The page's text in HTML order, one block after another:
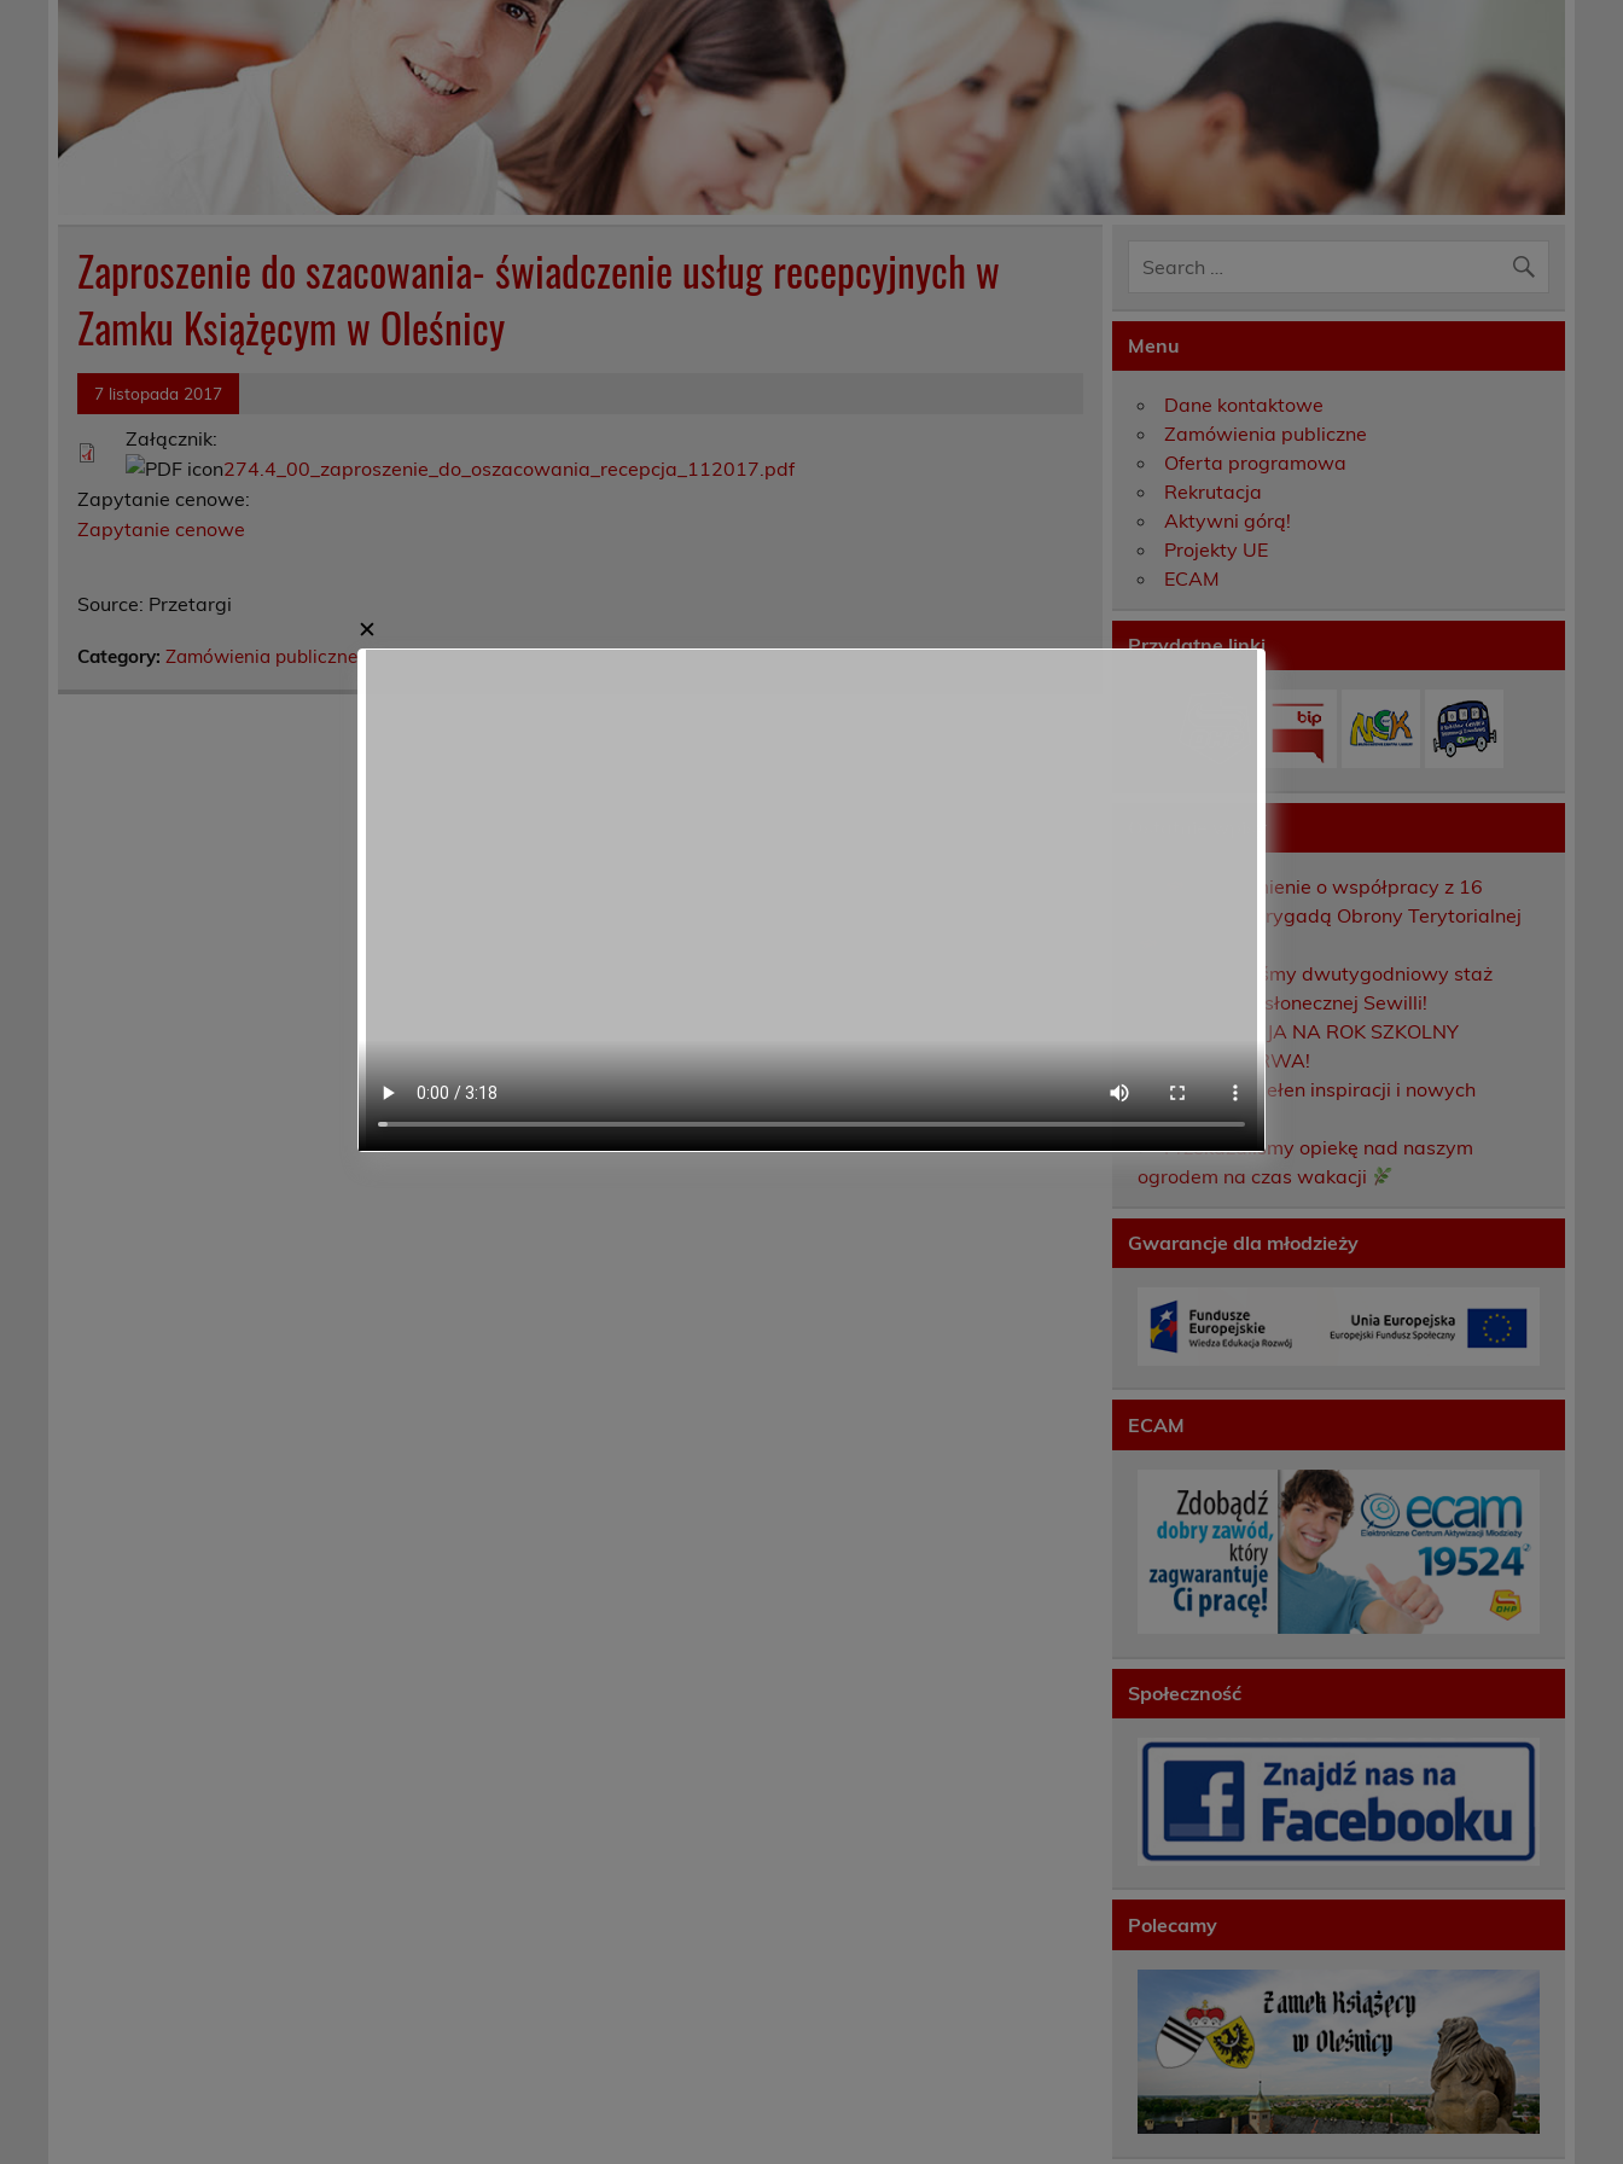
Zaproszenie do szacowania- świadczenie usług recepcyjnych w
Zamku Książęcym w Oleśnicy
7 listopada 2017
Załącznik:
274.4_00_zaproszenie_do_oszacowania_recepcja_112017.pdf
Zapytanie cenowe:
Zapytanie cenowe
Source: Przetargi
Category:Zamówienia publiczne
Menu
Dane kontaktowe
Zamówienia publiczne
Oferta programowa
Rekrutacja
Aktywni górą!
Projekty UE
ECAM
Przydatne linki
Porozumienie o współpracy z 16
Dolnośląską Brygadą Obrony Terytorialnej
Zakończyliśmy dwutygodniowy staż
zawodowy w słonecznej Sewilli!
REKRUTACJA NA ROK SZKOLNY
2026/2027 TRWA!
Weekend pełen inspiracji i nowych
doświadczeń!
Przekazaliśmy opiekę nad naszym
ogrodem na czas wakacji
Gwarancje dla młodzieży
ECAM
Społeczność
Polecamy
✕